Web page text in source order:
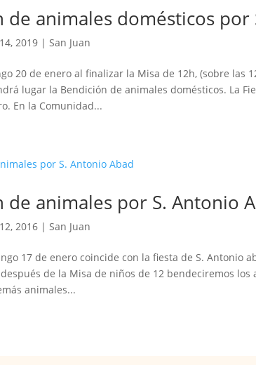
de animales domésticos por
2019 |San Juan
20 de enero al finalizar la Misa de 12h, (sobre las
lugar la Bendición de animales domésticos. La
En la Comunidad...
de animales por S. Antonio
2016 |San Juan
17 de enero coincide con la fiesta de S. Antonio
de la Misa de niños de 12 bendeciremos
animales...